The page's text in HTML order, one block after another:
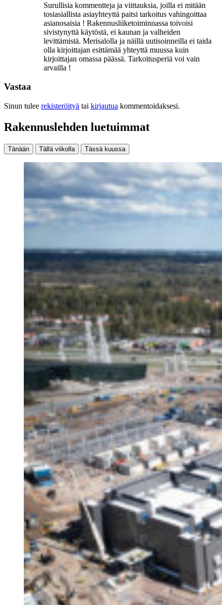
Surullisia kommentteja ja viittauksia, joilla ei mitään
tosiasiallista asiayhteyttä paitsi tarkoitus vahingoittaa
asianosaisia ! Rakennusliiketoiminnassa toivoisi
sivistynyttä käytöstä, ei kaunan ja valheiden
levittämistä. Merisalolla ja näillä uutisoinneilla ei taida
olla kirjoittajan esittämää yhteyttä muussa kuin
kirjoittajan omassa päässä. Tarkoitusperiä voi vain
arvailla !
Vastaa
Sinun tulee rekisteröityä tai kirjautua kommentoidaksesi.
Rakennuslehden luetuimmat
Tänään Tällä viikolla Tässä kuussa